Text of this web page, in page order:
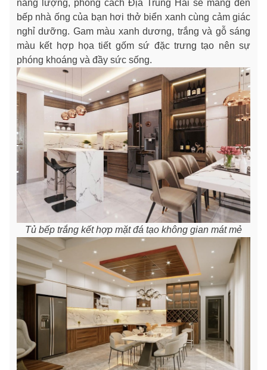
năng lượng, phong cách Địa Trung Hải sẽ mang đến
bếp nhà ống của bạn hơi thở biển xanh cùng cảm giác
nghỉ dưỡng. Gam màu xanh dương, trắng và gỗ sáng
màu kết hợp họa tiết gốm sứ đặc trưng tạo nên sự
phóng khoáng và đầy sức sống.
Tủ bếp trắng kết hợp mặt đá tạo không gian mát mẻ